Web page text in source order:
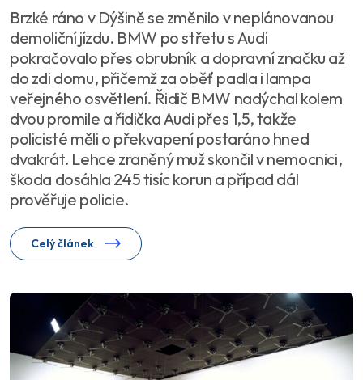
Brzké ráno v Dýšině se změnilo v neplánovanou
demoliční jízdu. BMW po střetu s Audi
pokračovalo přes obrubník a dopravní značku až
do zdi domu, přičemž za oběť padla i lampa
veřejného osvětlení. Řidič BMW nadýchal kolem
dvou promile a řidička Audi přes 1,5, takže
policisté měli o překvapení postaráno hned
dvakrát. Lehce zraněný muž skončil v nemocnici,
škoda dosáhla 245 tisíc korun a případ dál
prověřuje policie.
Celý článek